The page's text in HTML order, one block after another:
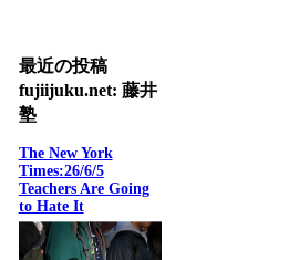
最近の投稿
fujiijuku.net: 藤井
塾
The New York
Times:26/6/5
Teachers Are Going
to Hate It